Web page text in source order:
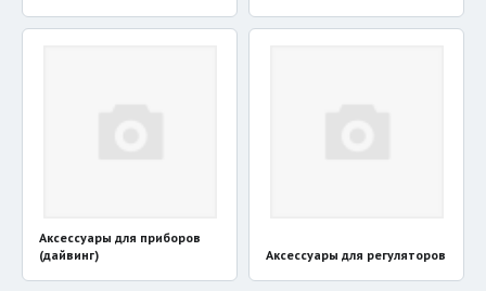
Аксессуары для приборов
(дайвинг)
Аксессуары для регуляторов